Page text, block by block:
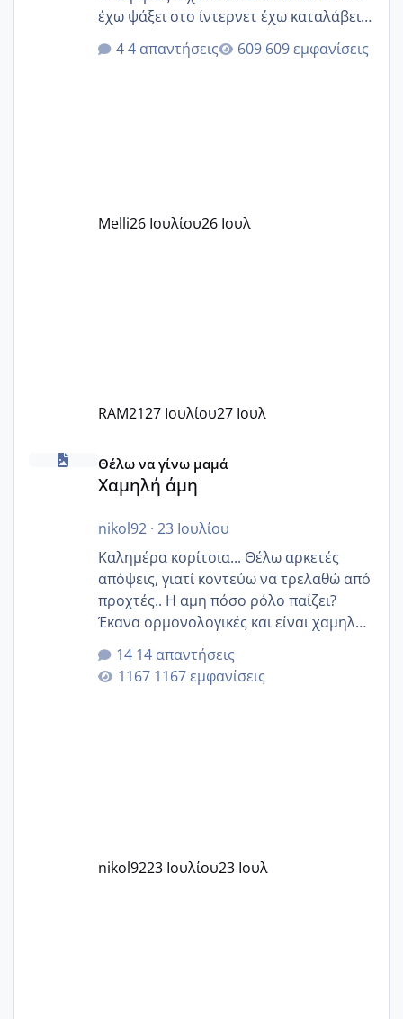
έχω ψάξει στο ίντερνετ έχω καταλάβει
ότι το βαουτσερ καλύπτει όλα τα
δίδακτρα και τα τροφεια του ιδιωτικού
Εγώ πήγα σε έναν ιδιωτικό παιδικό στ
4 απαντήσεις 609 εμφανίσεις
Melli26 Ιουλίου26 Ιουλ
RAM2127 Ιουλίου27 Ιουλ
Χαμηλή άμη
Θέλω να γίνω μαμά
Χαμηλή άμη
nikol92· 23 Ιουλίου
Καλημέρα κορίτσια... Θέλω αρκετές
απόψεις, γιατί κοντεύω να τρελαθώ από
προχτές.. Η αμη πόσο ρόλο παίζει?
Έκανα ορμονολογικές και είναι χαμηλή
για την ηλικία μου.. Είχα ήδη μια
εγκυμοσύνη, που έπρεπε να τερματιστεί
στην 27η εβδομάδα και προσπαθώ 7
14 απαντήσεις
1167 εμφανίσεις
nikol9223 Ιουλίου23 Ιουλ